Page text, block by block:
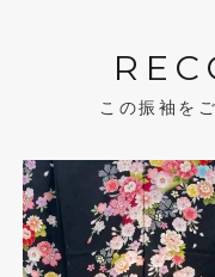
この振袖を